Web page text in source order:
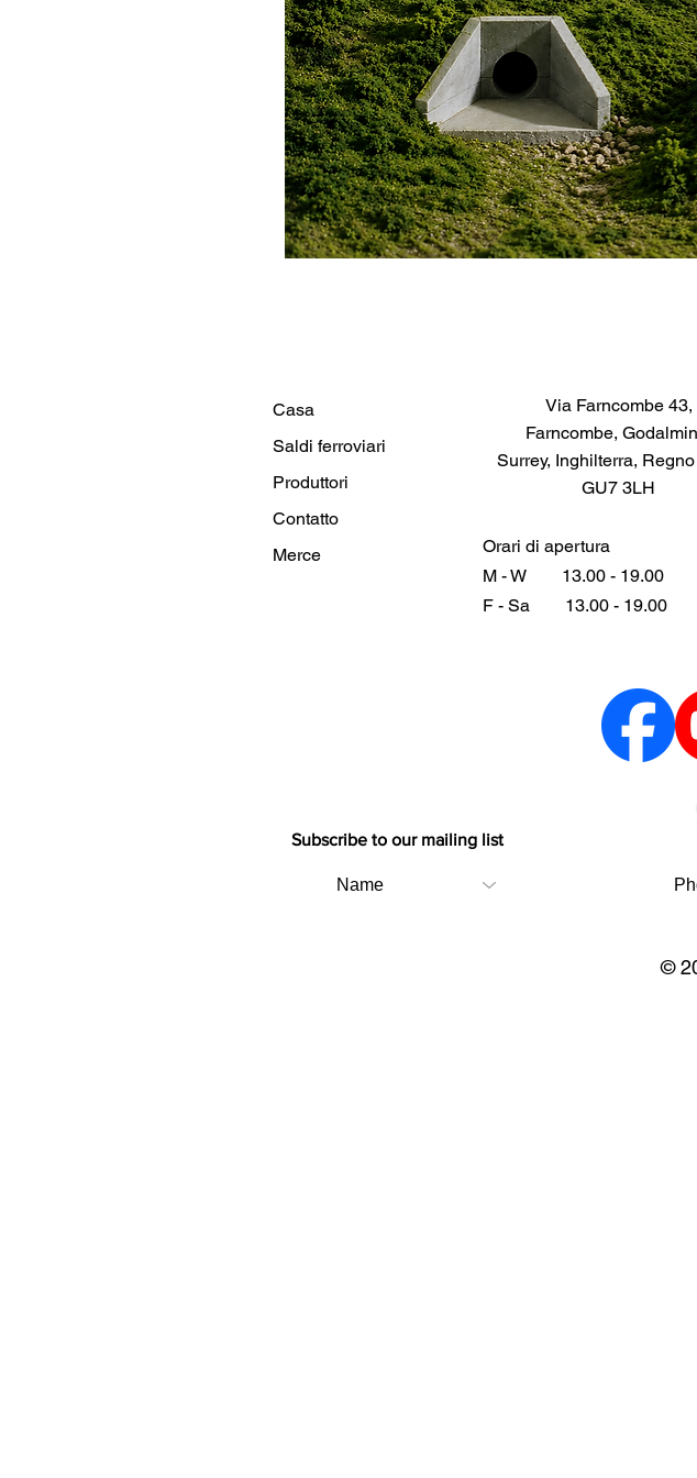
Casa
Saldi ferroviari
Produttori
Contatto
Merce
Via Farncombe 43,
Farncombe,
Surrey, Inghilterra,
GU7 3LH
Orari di apertura
M - W
13.00 - 19.00
F - Sa
13.00 - 19.00
Subscribe to our mailing list
©